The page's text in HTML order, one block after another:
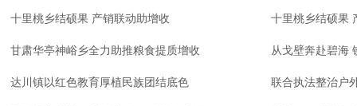
十里桃乡结硕果 产销联动助增收 十里桃乡结硕果
甘肃华亭神峪乡全力助推粮食提质增收 从戈壁奔赴碧海
达川镇以红色教育厚植民族团结底色 联合执法整治户